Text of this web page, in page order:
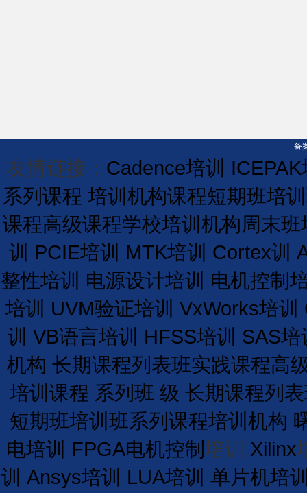
备
友情链接： Cadence培训
系列课程 培训机构课程短期班培训
课程高级课程学校培训 机构周末班
训 PCIE培训 MTK培训 Cortex训
整性培训 电源设计培训 电机控制
培训 UVM验证培训 VxWorks培训
训 VB语言培训 HFSS培训 SAS培
机构 长期课程列表班实践课程高
培训课程 系列班 级 长期课程列表
短期班培训 班系列课程培训 机构
电培训 FPGA电机控制 培训 Xilinx
训 Ansys培训 LUA培训 单片机培